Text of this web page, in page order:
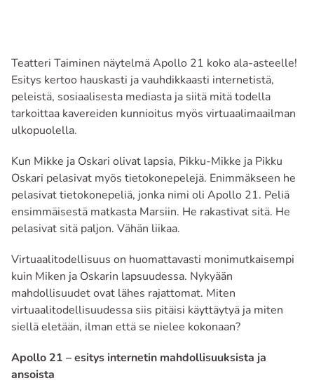
Teatteri Taiminen näytelmä Apollo 21 koko ala-asteelle!
Esitys kertoo hauskasti ja vauhdikkaasti internetistä,
peleistä, sosiaalisesta mediasta ja siitä mitä todella
tarkoittaa kavereiden kunnioitus myös virtuaalimaailman
ulkopuolella.
Kun Mikke ja Oskari olivat lapsia, Pikku-Mikke ja Pikku
Oskari pelasivat myös tietokonepelejä. Enimmäkseen he
pelasivat tietokonepeliä, jonka nimi oli Apollo 21. Peliä
ensimmäisestä matkasta Marsiin. He rakastivat sitä. He
pelasivat sitä paljon. Vähän liikaa.
Virtuaalitodellisuus on huomattavasti monimutkaisempi
kuin Miken ja Oskarin lapsuudessa. Nykyään
mahdollisuudet ovat lähes rajattomat. Miten
virtuaalitodellisuudessa siis pitäisi käyttäytyä ja miten
siellä eletään, ilman että se nielee kokonaan?
Apollo 21 – esitys internetin mahdollisuuksista ja
ansoista